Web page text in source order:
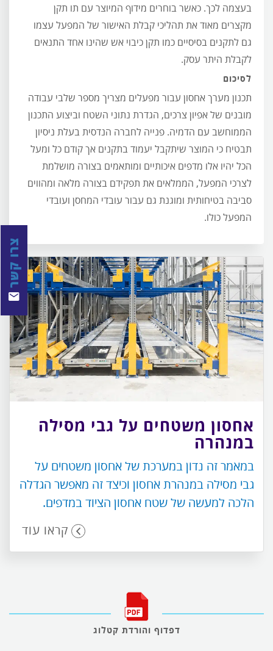
צרו קשר
בעצמה לכך. כאשר בוחרים מידוף המיוצר עם תו תקן
מקצרים מאוד את תהליכי קבלת האישור של המפעל עצמו
גם לתקנים בסיסיים כמו תקן כיבוי אש שהינו אחד התנאים
לקבלת היתר עסק.
לסיכום
תכנון מערך אחסון עבור מפעלים מצריך מספר שלבי עבודה
מובנים של אפיון צרכים, הגדרת נתוני השטח וביצוע התכנון
הממוחשב עם הדמיה. פנייה לחברה הנדסית בעלת ניסיון
תבטיח כי המוצר שיתקבל יעמוד בתקנים אך קודם כל ומעל
הכל יהיו אלו מדפים איכותיים ומותאמים בצורה מושלמת
לצרכי המפעל, הממלאים את תפקידם בצורה מלאה ומהווים
סביבה בטיחותית ומוגנת גם עבור עובדי המחסן ועובדי
המפעל כולו.
אחסון משטחים על גבי מסילה
במנהרה
במאמר זה נדון במערכת של אחסון משטחים על
גבי מסילה במנהרת אחסון וכיצד זה מאפשר הגדלה
הלכה למעשה של שטח אחסון הציוד במדפים.
קראו עוד
דפדוף והורדת קטלוג